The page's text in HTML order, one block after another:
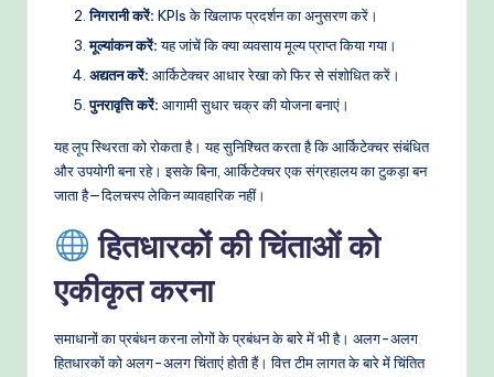
निगरानी करें: KPIs के खिलाफ प्रदर्शन का अनुसरण करें।
मूल्यांकन करें:यह जांचें कि क्या व्यवसाय मूल्य प्राप्त किया गया।
अद्यतन करें: आर्किटेक्चर आधार रेखा को फिर से संशोधित करें।
पुनरावृत्ति करें: आगामी सुधार चक्र की योजना बनाएं।
यह लूप स्थिरता को रोकता है। यह सुनिश्चित करता है कि आर्किटेक्चर संबंधित
और उपयोगी बना रहे। इसके बिना, आर्किटेक्चर एक संग्रहालय का टुकड़ा बन
जाता है—दिलचस्प लेकिन व्यावहारिक नहीं।
हितधारकों की चिंताओं को
एकीकृत करना
समाधानों का प्रबंधन करना लोगों के प्रबंधन के बारे में भी है। अलग-अलग
हितधारकों को अलग-अलग चिंताएं होती हैं। वित्त टीम लागत के बारे में चिंतित